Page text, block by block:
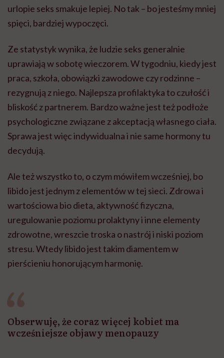
urlopie seks smakuje lepiej. No tak – bo jesteśmy mniej
spięci, bardziej wypoczęci.
Ze statystyk wynika, że ludzie seks generalnie
uprawiają w sobotę wieczorem. W tygodniu, kiedy jest
praca, szkoła, obowiązki zawodowe czy rodzinne –
rezygnują z niego. Najlepsza profilaktyka to czułość i
bliskość z partnerem. Bardzo ważne jest też podłoże
psychologiczne związane z akceptacją własnego ciała.
Sprawa jest więc indywidualna i nie same hormony tu
decydują.
Ale też wszystko to, o czym mówiłem wcześniej, bo
libido jest jednym z elementów w tej sieci. Zdrowa i
wartościowa bio dieta, aktywność fizyczna,
uregulowanie poziomu prolaktyny i inne elementy
zdrowotne, wreszcie troska o nastrój i niski poziom
stresu. Wtedy libido jest takim diamentem w
pierścieniu honorującym harmonię.
Obserwuję, że coraz więcej kobiet ma
wcześniejsze objawy menopauzy